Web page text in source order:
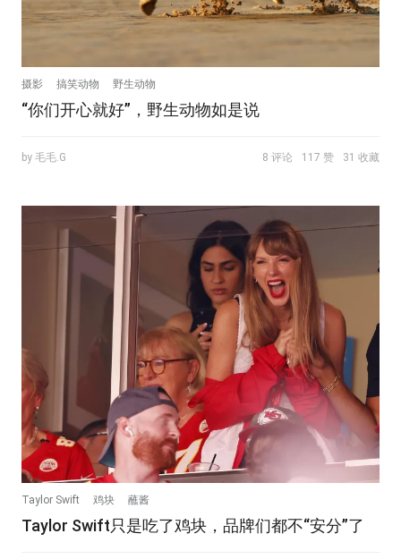
摄影 搞笑动物 野生动物
“你们开心就好”，野生动物如是说
by 毛毛.G 8 评论 117 赞 31 收藏
Taylor Swift 鸡块 蘸酱
Taylor Swift只是吃了鸡块，品牌们都不“安分”了